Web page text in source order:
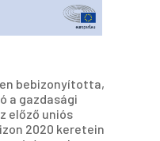
bebizonyította,
a gazdasági
előző uniós
2020 keretein